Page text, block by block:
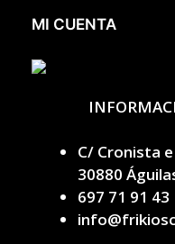
MI CUENTA
C/ Cronista
30880
697 71 91 43